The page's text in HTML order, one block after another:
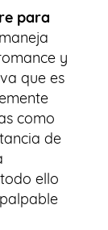
para
y
que es
como
de
ello